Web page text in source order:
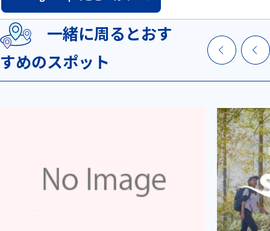
一緒に周るとおす
すめのスポット